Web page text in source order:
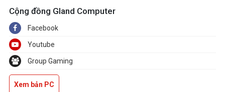
Cộng đồng Gland Computer
Facebook
Youtube
Group Gaming
Xem bản PC